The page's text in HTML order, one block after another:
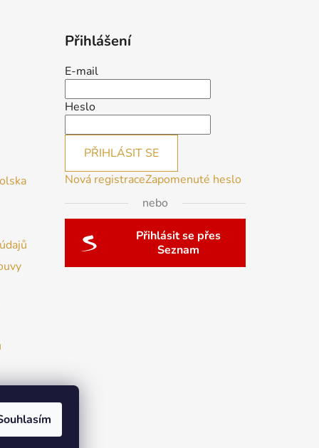
Přihlášení
E-mail
Heslo
PŘIHLÁSIT SE
Nová registraceZapomenuté heslo
nebo
Přihlásit se přes
Seznam